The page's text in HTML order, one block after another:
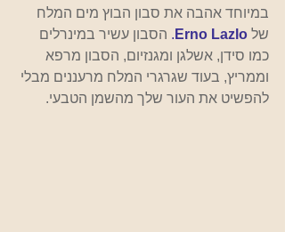
במיוחד אהבה את סבון הבוץ מים המלח
של Erno Lazlo
. הסבון עשיר במינרלים
כמו סידן, אשלגן ומגנזיום, הסבון מרפא
וממריץ, בעוד שגרגרי המלח מרעננים מבלי
להפשיט את העור שלך מהשמן הטבעי.